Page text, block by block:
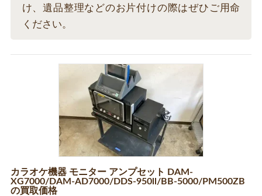
け、遺品整理などのお片付けの際はぜひご用命
ください。
カラオケ機器 モニター アンプセット DAM-
XG7000/DAM-AD7000/DDS-950ll/BB-5000/PM500ZB
の買取価格